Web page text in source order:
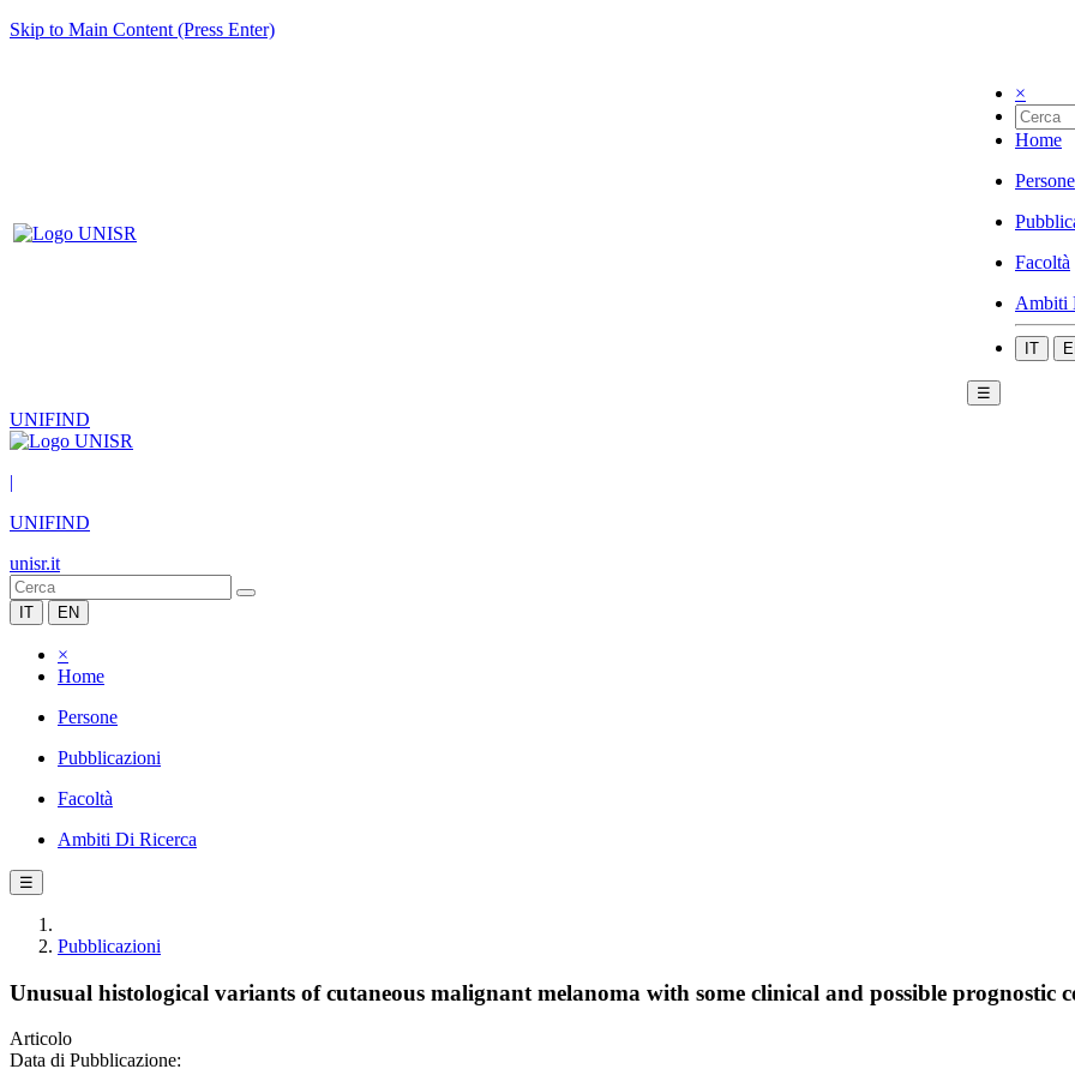
Skip to Main Content (Press Enter)
×
Home
Persone
Facoltà
Ambiti
IT
☰
UNIFIND
|
UNIFIND
unisr.it
IT EN
×
Home
Persone
Pubblicazioni
Facoltà
Ambiti Di Ricerca
☰
Pubblicazioni
Unusual histological variants of cutaneous malignant melanoma with some clinical and possible prognostic
Articolo
Data di Pubblicazione: